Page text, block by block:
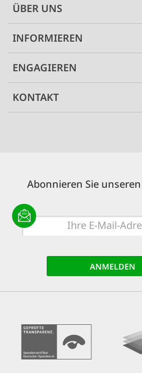
ÜBER UNS
INFORMIEREN
ENGAGIEREN
KONTAKT
Abonnieren Sie
E-
Mail